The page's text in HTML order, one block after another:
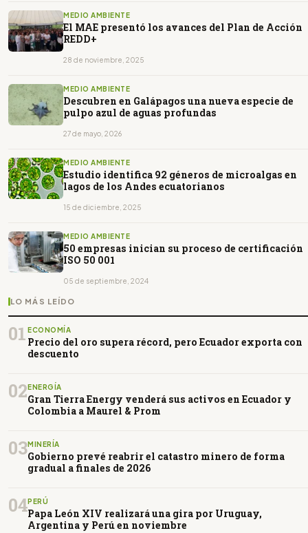
MEDIO AMBIENTE
El MAE presentó los avances del Plan de Acción
REDD+
28 de noviembre, 2025
MEDIO AMBIENTE
Descubren en Galápagos una nueva especie de
pulpo azul de aguas profundas
27 de mayo, 2026
MEDIO AMBIENTE
Estudio identifica 92 géneros de microalgas en
lagos de los Andes ecuatorianos
15 de diciembre, 2025
MEDIO AMBIENTE
50 empresas inician su proceso de certificación
ISO 50 001
05 de septiembre, 2024
LO MÁS LEÍDO
01 ECONOMÍA
Precio del oro supera récord, pero Ecuador exporta con
descuento
02 ENERGÍA
Gran Tierra Energy venderá sus activos en Ecuador y
Colombia a Maurel & Prom
03MINERÍA
Gobierno prevé reabrir el catastro minero de forma
gradual a finales de 2026
04PERÚ
Papa León XIV realizará una gira por Uruguay,
Argentina y Perú en noviembre